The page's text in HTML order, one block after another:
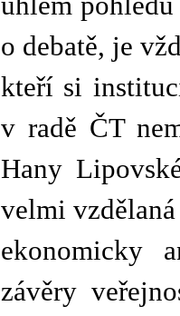
o debatě, je
kteří si
v radě ČT
Hany
velmi
ekonomicky
závěry